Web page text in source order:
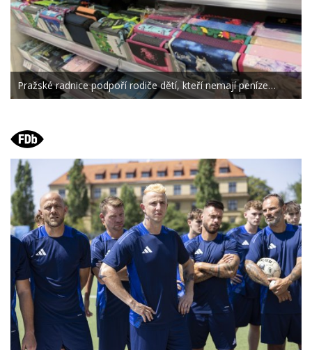
Pražské radnice podpoří rodiče dětí, kteří nemají peníze…